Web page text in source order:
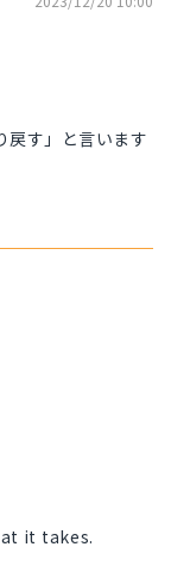
戻す」と言います
it takes.